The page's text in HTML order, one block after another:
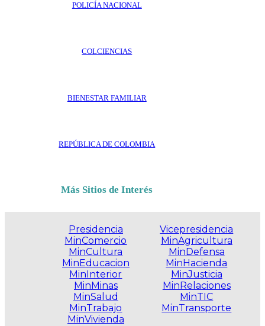
POLICÍA NACIONAL
COLCIENCIAS
BIENESTAR FAMILIAR
REPÚBLICA DE COLOMBIA
Más Sitios de Interés
Presidencia
MinComercio
MinCultura
MinEducacion
MinInterior
MinMinas
MinSalud
MinTrabajo
MinVivienda
Vicepresidencia
MinAgricultura
MinDefensa
MinHacienda
MinJusticia
MinRelaciones
MinTIC
MinTransporte